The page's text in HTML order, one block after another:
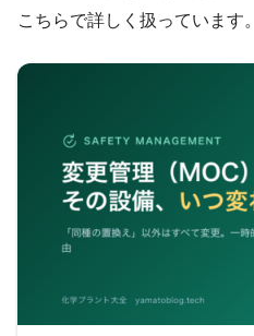
こちらで詳しく扱っています。